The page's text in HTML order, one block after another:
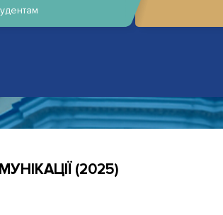
(2025)